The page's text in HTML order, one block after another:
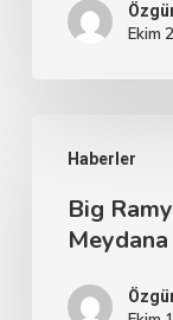
Ekim
Haberler
Big